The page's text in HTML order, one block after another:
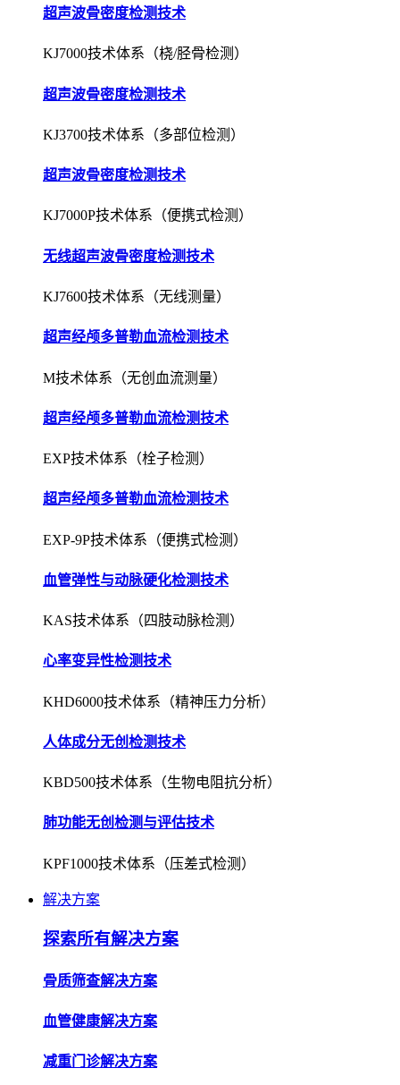
超声波骨密度检测技术
KJ7000技术体系（桡/胫骨检测）
超声波骨密度检测技术
KJ3700技术体系（多部位检测）
超声波骨密度检测技术
KJ7000P技术体系（便携式检测）
无线超声波骨密度检测技术
KJ7600技术体系（无线测量）
超声经颅多普勒血流检测技术
M技术体系（无创血流测量）
超声经颅多普勒血流检测技术
EXP技术体系（栓子检测）
超声经颅多普勒血流检测技术
EXP-9P技术体系（便携式检测）
血管弹性与动脉硬化检测技术
KAS技术体系（四肢动脉检测）
心率变异性检测技术
KHD6000技术体系（精神压力分析）
人体成分无创检测技术
KBD500技术体系（生物电阻抗分析）
肺功能无创检测与评估技术
KPF1000技术体系（压差式检测）
解决方案
探索所有解决方案
骨质筛查解决方案
血管健康解决方案
减重门诊解决方案